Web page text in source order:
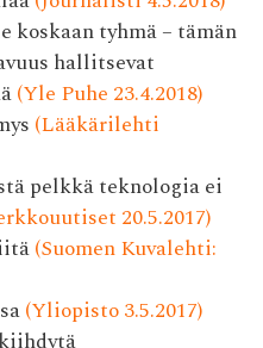
koskaan tyhmä – tämän
hallitsevat
(Yle Puhe 23.4.2018)
(Lääkärilehti
pelkkä teknologia ei
20.5.2017)
(Suomen Kuvalehti:
(Yliopisto 3.5.2017)